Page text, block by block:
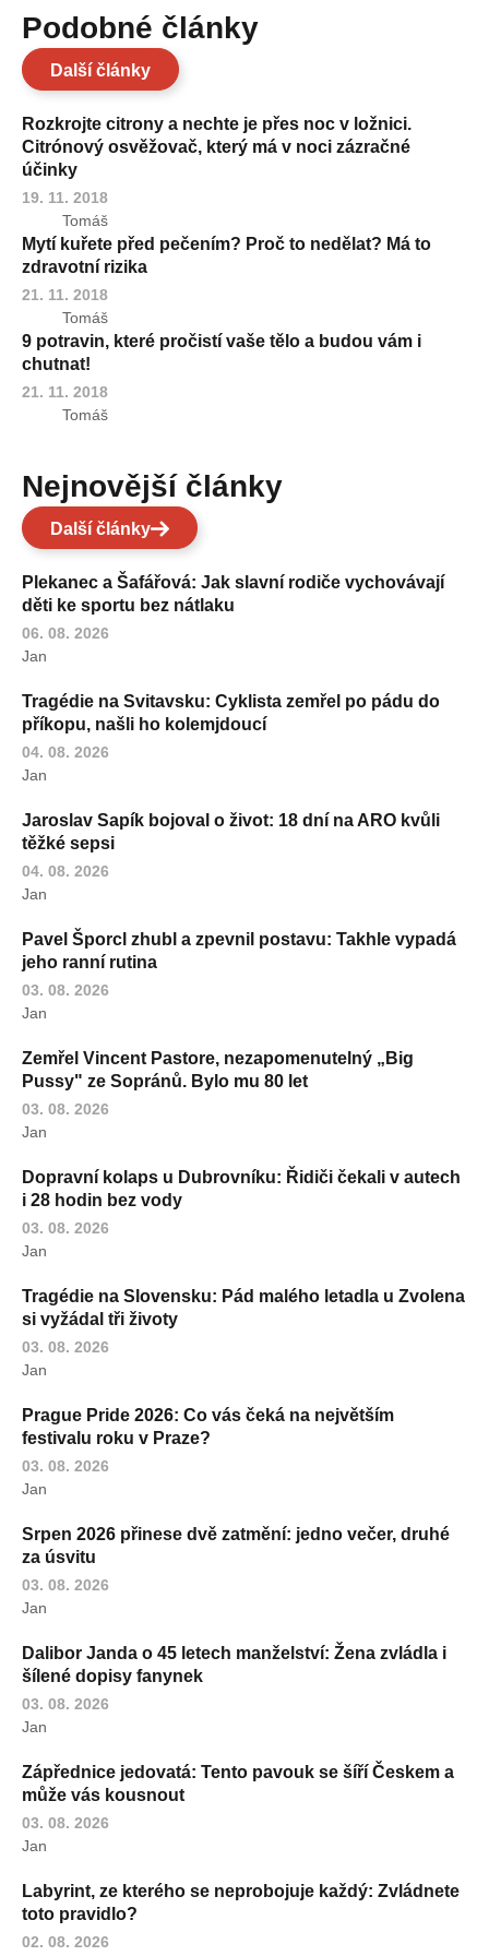
Podobné články
Další články
Rozkrojte citrony a nechte je přes noc v ložnici.
Citrónový osvěžovač, který má v noci zázračné
účinky
19. 11. 2018
Tomáš
Mytí kuřete před pečením? Proč to nedělat? Má to
zdravotní rizika
21. 11. 2018
Tomáš
9 potravin, které pročistí vaše tělo a budou vám i
chutnat!
21. 11. 2018
Tomáš
Nejnovější články
Další články
Plekanec a Šafářová: Jak slavní rodiče vychovávají
děti ke sportu bez nátlaku
06. 08. 2026
Jan
Tragédie na Svitavsku: Cyklista zemřel po pádu do
příkopu, našli ho kolemjdoucí
04. 08. 2026
Jan
Jaroslav Sapík bojoval o život: 18 dní na ARO kvůli
těžké sepsi
04. 08. 2026
Jan
Pavel Šporcl zhubl a zpevnil postavu: Takhle vypadá
jeho ranní rutina
03. 08. 2026
Jan
Zemřel Vincent Pastore, nezapomenutelný „Big
Pussy" ze Sopránů. Bylo mu 80 let
03. 08. 2026
Jan
Dopravní kolaps u Dubrovníku: Řidiči čekali v autech
i 28 hodin bez vody
03. 08. 2026
Jan
Tragédie na Slovensku: Pád malého letadla u Zvolena
si vyžádal tři životy
03. 08. 2026
Jan
Prague Pride 2026: Co vás čeká na největším
festivalu roku v Praze?
03. 08. 2026
Jan
Srpen 2026 přinese dvě zatmění: jedno večer, druhé
za úsvitu
03. 08. 2026
Jan
Dalibor Janda o 45 letech manželství: Žena zvládla i
šílené dopisy fanynek
03. 08. 2026
Jan
Zápřednice jedovatá: Tento pavouk se šíří Českem a
může vás kousnout
03. 08. 2026
Jan
Labyrint, ze kterého se neprobojuje každý: Zvládnete
toto pravidlo?
02. 08. 2026